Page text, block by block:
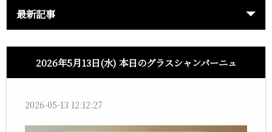
最新記事
2026年5月13日(水) 本日のグラスシャンパーニュ
2026-05-13 12:12:27